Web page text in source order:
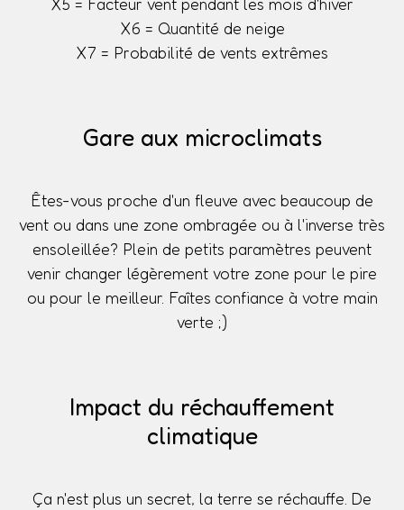
X5 = Facteur vent pendant les mois d'hiver
X6 = Quantité de neige
X7 = Probabilité de vents extrêmes
Gare aux microclimats
Êtes-vous proche d'un fleuve avec beaucoup de
vent ou dans une zone ombragée ou à l'inverse très
ensoleillée? Plein de petits paramètres peuvent
venir changer légèrement votre zone pour le pire
ou pour le meilleur. Faîtes confiance à votre main
verte ;)
Impact du réchauffement
climatique
Ça n'est plus un secret, la terre se réchauffe. De